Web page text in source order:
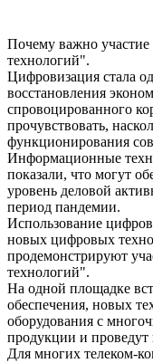
Почему важно
технологий".
Цифровизация стала
восстановления
спровоцированного
прочувствовать,
функционирования
Информационные
показали, что могут
уровень деловой
период пандемии.
Использование
новых цифровых
продемонстрируют
технологий".
На одной площадке
обеспечения, новых
оборудования с
продукции и
Для многих телеком-